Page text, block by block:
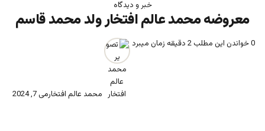
خبر و دیدگاه
معروضه محمد عالم افتخار ولد محمد قاسم
محمد عالم افتخارمی 7, 2024
0خواندن این مطلب 2 دقیقه زمان میبرد